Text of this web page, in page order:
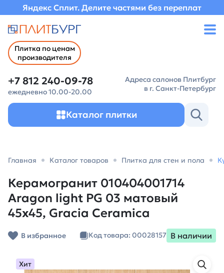
Яндекс Сплит. Делите частями без переплат
Плитка по ценам
производителя
+7 812 240-09-78
ежедневно 10.00-20.00
Адреса салонов Плитбург
в г. Санкт-Петербург
Каталог плитки
Главная Каталог товаров Плитка для стен и пола
Керамогранит 010404001714
Aragon light PG 03 матовый
45х45, Gracia Ceramica
В избранное Код товара: 00028157 В наличии
Хит